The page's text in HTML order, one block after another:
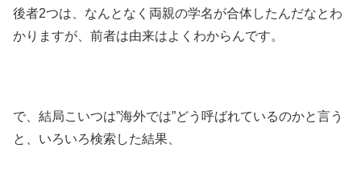
後者2つは、なんとなく両親の学名が合体したんだなとわ
かりますが、前者は由来はよくわからんです。
で、結局こいつは”海外では”どう呼ばれているのかと言う
と、いろいろ検索した結果、